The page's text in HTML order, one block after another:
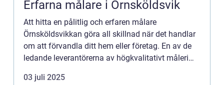
Erfarna målare i Örnsköldsvik
Att hitta en pålitlig och erfaren målare
Örnsköldsvikkan göra all skillnad när det handlar
om att förvandla ditt hem eller företag. En av de
ledande leverantörerna av högkvalitativt måleri
03 juli 2025